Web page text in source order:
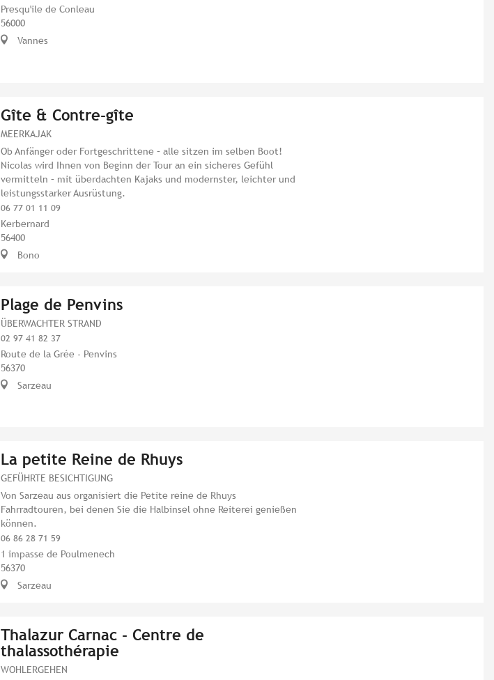
Presqu'ile de Conleau
56000
Vannes
Gîte & Contre-gîte
MEERKAJAK
Ob Anfänger oder Fortgeschrittene – alle sitzen im selben Boot!
Nicolas wird Ihnen von Beginn der Tour an ein sicheres Gefühl
vermitteln – mit überdachten Kajaks und modernster, leichter und
leistungsstarker Ausrüstung.
06 77 01 11 09
Kerbernard
56400
Bono
Plage de Penvins
ÜBERWACHTER STRAND
02 97 41 82 37
Route de la Grée - Penvins
56370
Sarzeau
La petite Reine de Rhuys
GEFÜHRTE BESICHTIGUNG
Von Sarzeau aus organisiert die Petite reine de Rhuys
Fahrradtouren, bei denen Sie die Halbinsel ohne Reiterei genießen
können.
06 86 28 71 59
1 impasse de Poulmenech
56370
Sarzeau
Thalazur Carnac - Centre de
thalassothérapie
WOHLERGEHEN